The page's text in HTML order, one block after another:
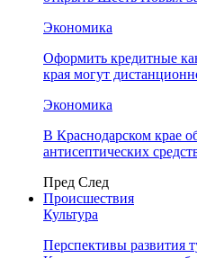
Экономика
Оформить кредитные
края могут
Экономика
В Краснодарском крае
антисептических
Пред След
Происшествия
Культура
Перспективы развития